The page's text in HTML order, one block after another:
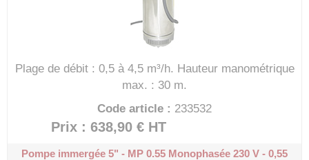
Plage de débit : 0,5 à 4,5 m³/h. Hauteur manométrique
max. : 30 m.
Code article : 233532
Prix : 638,90 € HT
Pompe immergée 5" - MP 0.55 Monophasée 230 V - 0,55